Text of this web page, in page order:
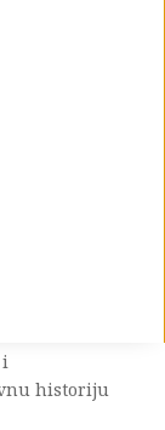
godine
vladara i
vitez i
i
historiju